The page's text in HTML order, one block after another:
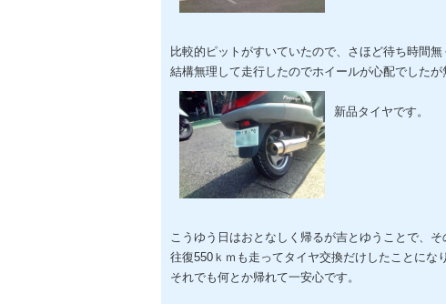
比較的ピットがすいていたので、さほど待ち時間無
結構無理して走行したのでホイールが心配でしたが
新品タイヤです。
こうゆう日はおとなしく帰るが吉とゆうことで、そ
往復550ｋｍも走ってタイヤ交換だけしたことにな
それでも何とか帰れて一安心です。